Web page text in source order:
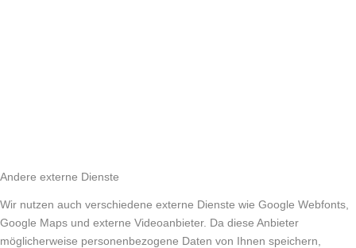
Andere externe Dienste
Wir nutzen auch verschiedene externe Dienste wie Google Webfonts,
Google Maps und externe Videoanbieter. Da diese Anbieter
möglicherweise personenbezogene Daten von Ihnen speichern,